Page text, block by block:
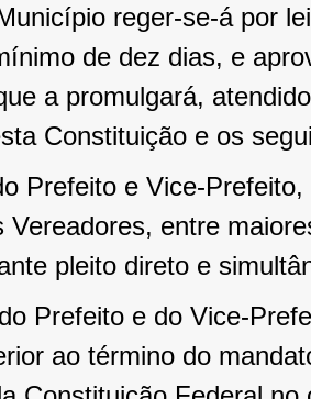
reger-se-á por
de dez dias, e
a promulgará,
Constituição e os
Prefeito e Vice-
Vereadores, entre
pleito direto e
Prefeito e do Vice-
ao término do